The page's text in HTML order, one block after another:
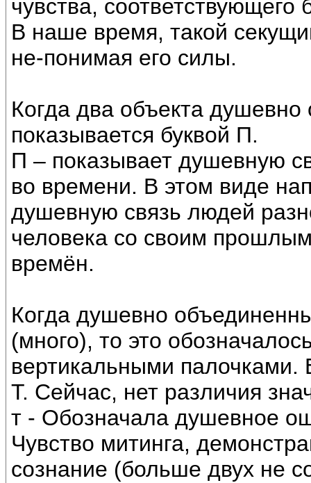
чувства,
В наше время, такой
не-понимая его силы.
Когда два объекта душевно
показывается буквой П.
П – показывает душевную
во времени. В этом виде
душевную связь людей
человека со своим
времён.
Когда душевно
(много), то это
вертикальными палочками.
Т. Сейчас, нет различия
т - Обозначала душевное
Чувство митинга,
сознание (больше двух не